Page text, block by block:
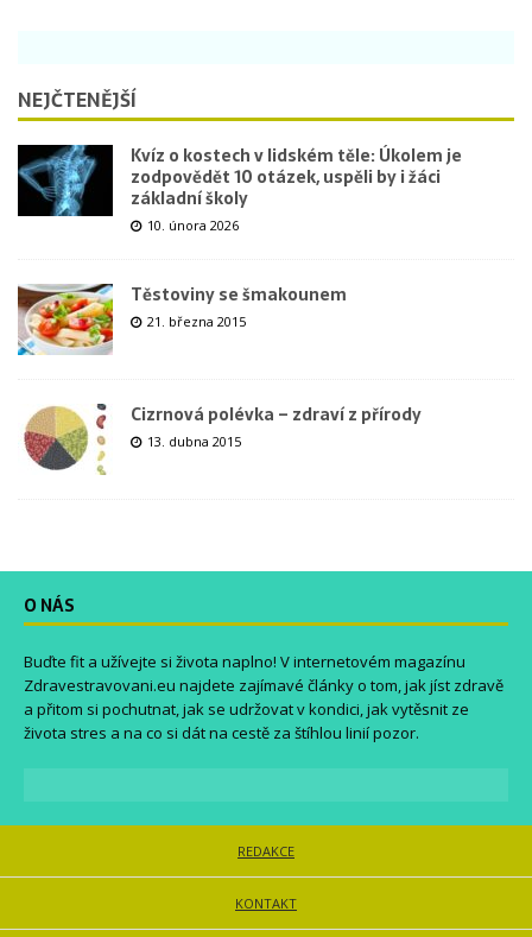
NEJČTENĚJŠÍ
Kvíz o kostech v lidském těle: Úkolem je
zodpovědět 10 otázek, uspěli by i žáci
základní školy
10. února 2026
Těstoviny se šmakounem
21. března 2015
Cizrnová polévka – zdraví z přírody
13. dubna 2015
O NÁS
Buďte fit a užívejte si života naplno! V internetovém magazínu
Zdravestravovani.eu najdete zajímavé články o tom, jak jíst zdravě
a přitom si pochutnat, jak se udržovat v kondici, jak vytěsnit ze
života stres a na co si dát na cestě za štíhlou linií pozor.
REDAKCE
KONTAKT